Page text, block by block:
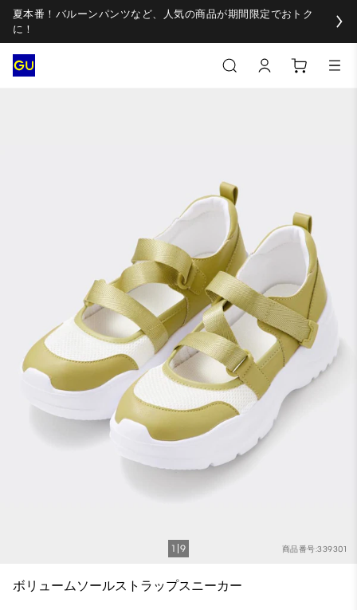
夏本番！バルーンパンツなど、人気の商品が期間限定でおトク
に！
商品番号:339301
1 9
ボリュームソールストラップスニーカー